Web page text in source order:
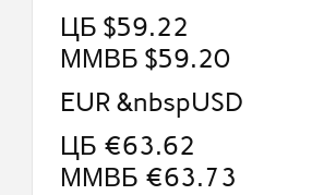
ЦБ $59.22
ММВБ $59.20
EUR &nbspUSD
ЦБ €63.62
ММВБ €63.73